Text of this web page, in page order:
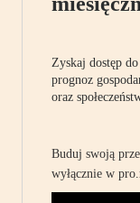
Zyskaj dostęp
prognoz
oraz
Buduj swoją
wyłącznie w